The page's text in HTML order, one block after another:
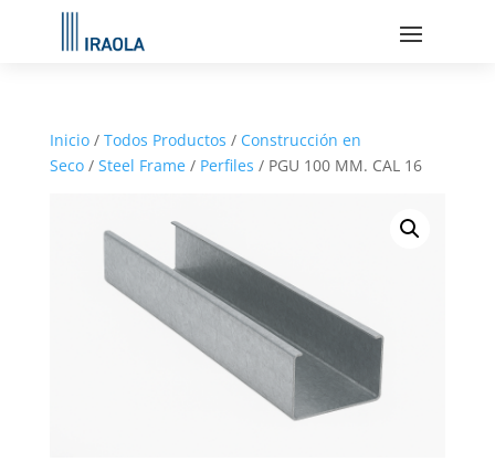
Inicio/ Todos Productos / Construcción en
Seco/ Steel Frame/ Perfiles / PGU 100 MM. CAL 16